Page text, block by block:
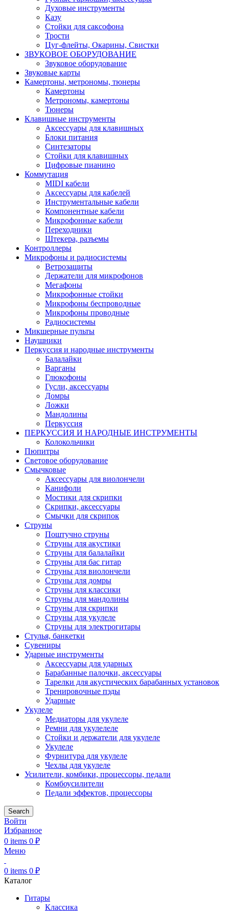
Духовые инструменты
Казу
Стойки для саксофона
Трости
Цуг-флейты, Окарины, Свистки
ЗВУКОВОЕ ОБОРУДОВАНИЕ
Звуковое оборудование
Звуковые карты
Камертоны, метрономы, тюнеры
Камертоны
Метрономы, камертоны
Тюнеры
Клавишные инструменты
Аксессуары для клавишных
Блоки питания
Синтезаторы
Стойки для клавишных
Цифровые пианино
Коммутация
MIDI кабели
Аксессуары для кабелей
Инструментальные кабели
Компонентные кабели
Микрофонные кабели
Переходники
Штекера, разъемы
Контроллеры
Микрофоны и радиосистемы
Ветрозащиты
Держатели для микрофонов
Мегафоны
Микрофонные стойки
Микрофоны беспроводные
Микрофоны проводные
Радиосистемы
Микшерные пульты
Наушники
Перкуссия и народные инструменты
Балалайки
Варганы
Глюкофоны
Гусли, аксессуары
Домры
Ложки
Мандолины
Перкуссия
ПЕРКУССИЯ И НАРОДНЫЕ ИНСТРУМЕНТЫ
Колокольчики
Пюпитры
Световое оборудование
Смычковые
Аксессуары для виолончели
Канифоли
Мостики для скрипки
Скрипки, аксессуары
Смычки для скрипок
Струны
Поштучно струны
Струны для акустики
Струны для балалайки
Струны для бас гитар
Струны для виолончели
Струны для домры
Струны для классики
Струны для мандолины
Струны для скрипки
Струны для укулеле
Струны для электрогитары
Стулья, банкетки
Сувениры
Ударные инструменты
Аксессуары для ударных
Барабанные палочки, аксессуары
Тарелки для акустических барабанных установок
Тренировочные пэды
Ударные
Укулеле
Медиаторы для укулеле
Ремни для укулелеле
Стойки и держатели для укулеле
Укулеле
Фурнитура для укулеле
Чехлы для укулеле
Усилители, комбики, процессоры, педали
Комбоусилители
Педали эффектов, процессоры
Search
Войти
Избранное
0 items 0 ₽
Меню
0 items 0 ₽
Каталог
Гитары
Классика